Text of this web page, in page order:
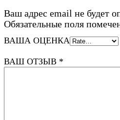
Ваш адрес email не будет
Обязательные поля
ВАША ОЦЕНКА
ВАШ ОТЗЫВ *